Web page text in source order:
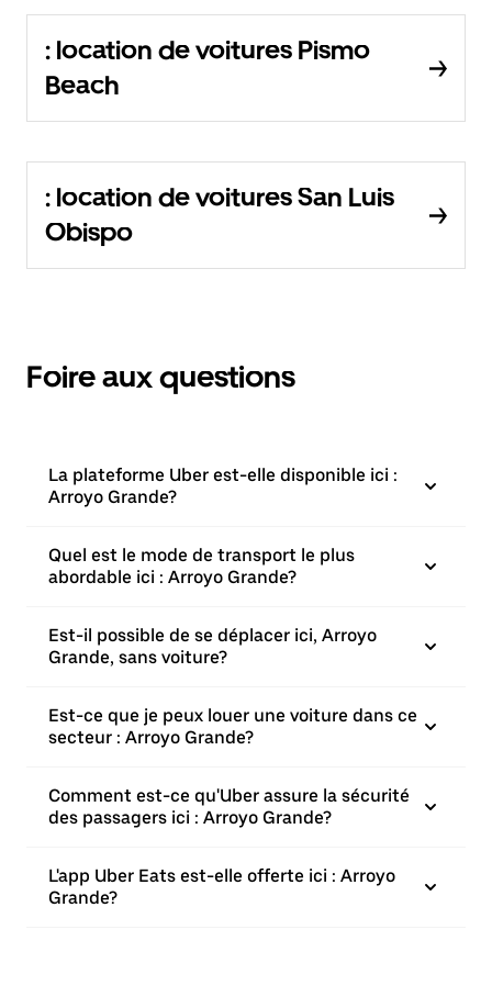
: location de voitures Pismo
Beach
: location de voitures San Luis
Obispo
Foire aux questions
La plateforme Uber est-elle disponible ici :
Arroyo Grande?
Quel est le mode de transport le plus
abordable ici : Arroyo Grande?
Est-il possible de se déplacer ici, Arroyo
Grande, sans voiture?
Est-ce que je peux louer une voiture dans ce
secteur : Arroyo Grande?
Comment est-ce qu'Uber assure la sécurité
des passagers ici : Arroyo Grande?
L'app Uber Eats est-elle offerte ici : Arroyo
Grande?